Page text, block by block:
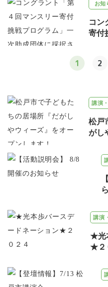
お知
コン
寄付
1 2
講演
松戸
がし
講演
★光
★２